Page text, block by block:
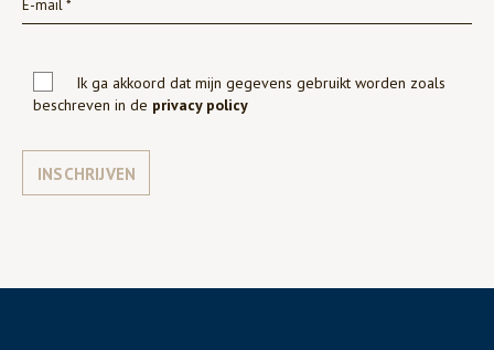
Ik ga akkoord dat mijn gegevens gebruikt worden zoals
beschreven in de privacy policy
INSCHRIJVEN